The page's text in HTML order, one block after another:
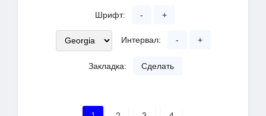
Шрифт: - +
Интервал: - +
Закладка: Сделать